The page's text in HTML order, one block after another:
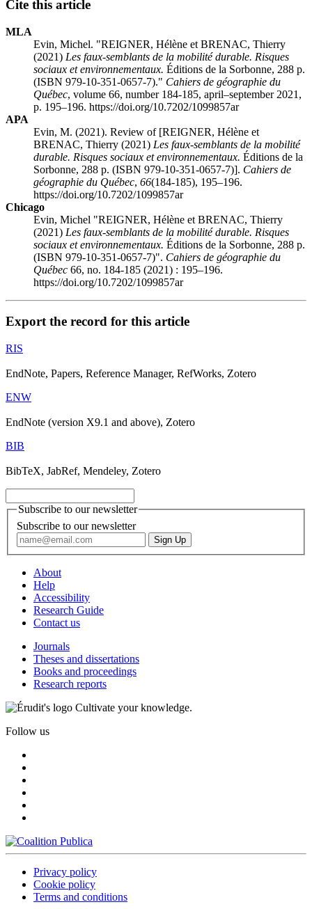
Cite this article
MLA
Evin, Michel. "REIGNER, Hélène et BRENAC, Thierry
(2021) Les faux-semblants de la mobilité durable. Risques
sociaux et environnementaux. Éditions de la Sorbonne, 288 p.
(ISBN 979-10-351-0657-7)." Cahiers de géographie du
Québec, volume 66, number 184-185, april–september 2021,
p. 195–196. https://doi.org/10.7202/1099857ar
APA
Evin, M. (2021). Review of [REIGNER, Hélène et
BRENAC, Thierry (2021) Les faux-semblants de la mobilité
durable. Risques sociaux et environnementaux. Éditions de la
Sorbonne, 288 p. (ISBN 979-10-351-0657-7)]. Cahiers de
géographie du Québec, 66(184-185), 195–196.
https://doi.org/10.7202/1099857ar
Chicago
Evin, Michel "REIGNER, Hélène et BRENAC, Thierry
(2021) Les faux-semblants de la mobilité durable. Risques
sociaux et environnementaux. Éditions de la Sorbonne, 288 p.
(ISBN 979-10-351-0657-7)". Cahiers de géographie du
Québec 66, no. 184-185 (2021) : 195–196.
https://doi.org/10.7202/1099857ar
Export the record for this article
RIS
EndNote, Papers, Reference Manager, RefWorks, Zotero
ENW
EndNote (version X9.1 and above), Zotero
BIB
BibTeX, JabRef, Mendeley, Zotero
Subscribe to our newsletter
Subscribe to our newsletter
About
Help
Accessibility
Research Guide
Contact us
Journals
Theses and dissertations
Books and proceedings
Research reports
Cultivate your knowledge.
Follow us
Privacy policy
Cookie policy
Terms and conditions